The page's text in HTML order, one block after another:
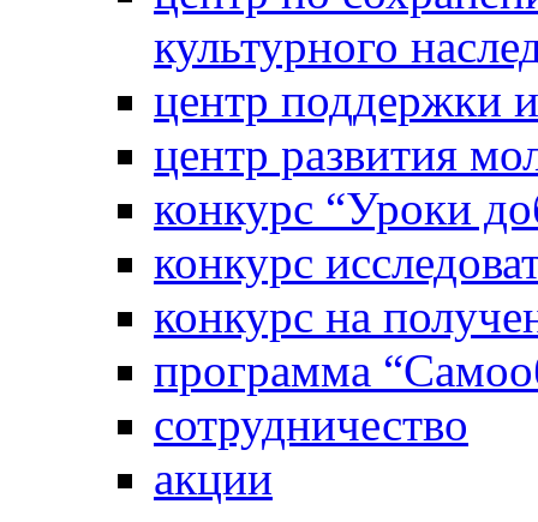
культурного
центр поддержки
центр развития
конкурс “Уроки
конкурс
конкурс на
программа
сотрудничество
акции